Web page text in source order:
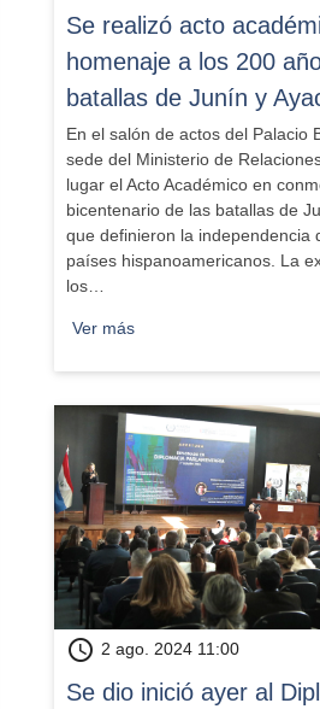
​Se realizó acto
homenaje a los 200
batallas de Junín y
En el salón de actos del Palacio
sede del Ministerio de
lugar el Acto Académico en
bicentenario de las batallas de
que definieron la independencia
países hispanoamericanos. La
los…
Ver más
schedule 2 ago. 2024 11:00
​Se dio inició ayer al